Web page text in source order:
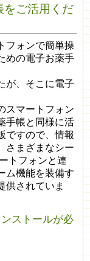
をご活用くだ
フォンで簡単操
めの電子お薬手
が、そこに電子
スマートフォン
手帳と同様に活
ですので、情報
さまざまなシー
トフォンと連
ム機能を装備す
供されていま
ストールが必